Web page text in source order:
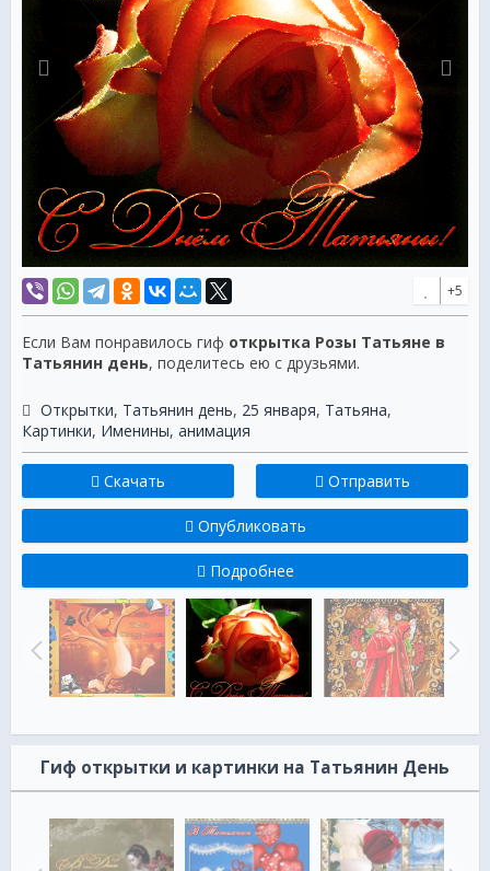
+5
Если Вам понравилось гиф открытка Розы Татьяне в
Татьянин день, поделитесь ею с друзьями.
Открытки, Татьянин день, 25 января, Татьяна,
Картинки, Именины, анимация
Скачать Отправить
Опубликовать
Подробнее
Гиф открытки и картинки на Татьянин День